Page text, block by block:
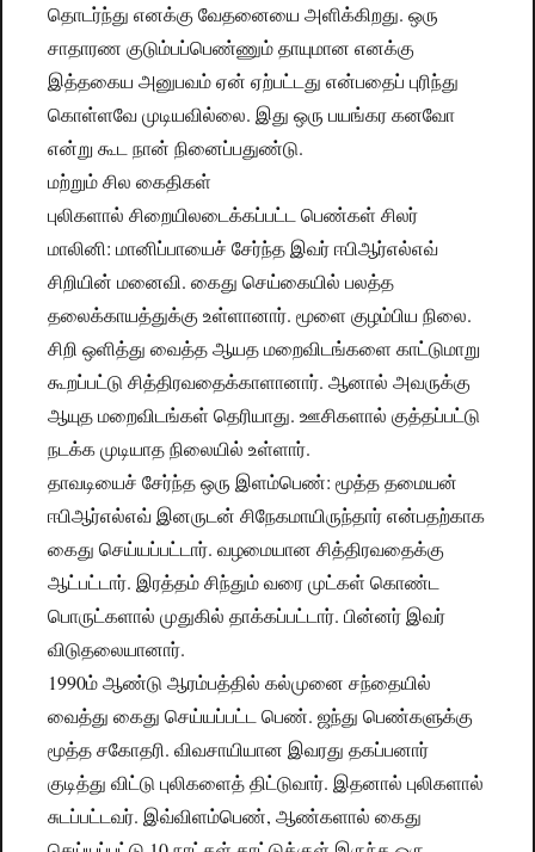
தொடர்ந்து எனக்கு வேதனையை அளிக்கிறது. ஒரு
சாதாரண குடும்பப்பெண்ணும் தாயுமான எனக்கு
இத்தகைய அனுபவம் ஏன் ஏற்பட்டது என்பதைப் புரிந்து
கொள்ளவே முடியவில்லை. இது ஒரு பயங்கர கனவோ
என்று கூட நான் நினைப்பதுண்டு.
மற்றும் சில கைதிகள்
புலிகளால் சிறையிலடைக்கப்பட்ட பெண்கள் சிலர்
மாலினி: மானிப்பாயைச் சேர்ந்த இவர் ஈபிஆர்எல்எவ்
சிறியின் மனைவி. கைது செய்கையில் பலத்த
தலைக்காயத்துக்கு உள்ளானார். மூளை குழம்பிய நிலை.
சிறி ஒளித்து வைத்த ஆயத மறைவிடங்களை காட்டுமாறு
கூறப்பட்டு சித்திரவதைக்காளானார். ஆனால் அவருக்கு
ஆயுத மறைவிடங்கள் தெரியாது. ஊசிகளால் குத்தப்பட்டு
நடக்க முடியாத நிலையில் உள்ளார்.
தாவடியைச் சேர்ந்த ஒரு இளம்பெண்: மூத்த தமையன்
ஈபிஆர்எல்எவ் இனருடன் சிநேகமாயிருந்தார் என்பதற்காக
கைது செய்யப்பட்டார். வழமையான சித்திரவதைக்கு
ஆட்பட்டார். இரத்தம் சிந்தும் வரை முட்கள் கொண்ட
பொருட்களால் முதுகில் தாக்கப்பட்டார். பின்னர் இவர்
விடுதலையானார்.
1990ம் ஆண்டு ஆரம்பத்தில் கல்முனை சந்தையில்
வைத்து கைது செய்யப்பட்ட பெண். ஜந்து பெண்களுக்கு
மூத்த சகோதரி. விவசாயியான இவரது தகப்பனார்
குடித்து விட்டு புலிகளைத் திட்டுவார். இதனால் புலிகளால்
சுடப்பட்டவர். இவ்விளம்பெண், ஆண்களால் கைது